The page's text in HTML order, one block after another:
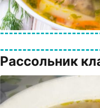
Рассольник